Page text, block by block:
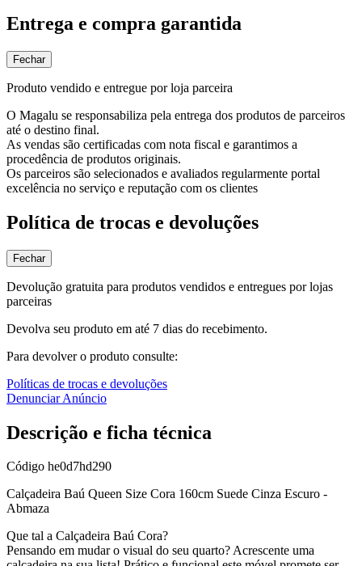
Entrega e compra garantida
Fechar
Produto vendido e entregue por loja parceira
O Magalu se responsabiliza pela entrega dos produtos de parceiros
até o destino final.
As vendas são certificadas com nota fiscal e garantimos a
procedência de produtos originais.
Os parceiros são selecionados e avaliados regularmente portal
excelência no serviço e reputação com os clientes
Política de trocas e devoluções
Fechar
Devolução gratuita para produtos vendidos e entregues por lojas
parceiras
Devolva seu produto em até 7 dias do recebimento.
Para devolver o produto consulte:
Políticas de trocas e devoluções
Denunciar Anúncio
Descrição e ficha técnica
Código he0d7hd290
Calçadeira Baú Queen Size Cora 160cm Suede Cinza Escuro -
Abmaza
Que tal a Calçadeira Baú Cora?
Pensando em mudar o visual do seu quarto? Acrescente uma